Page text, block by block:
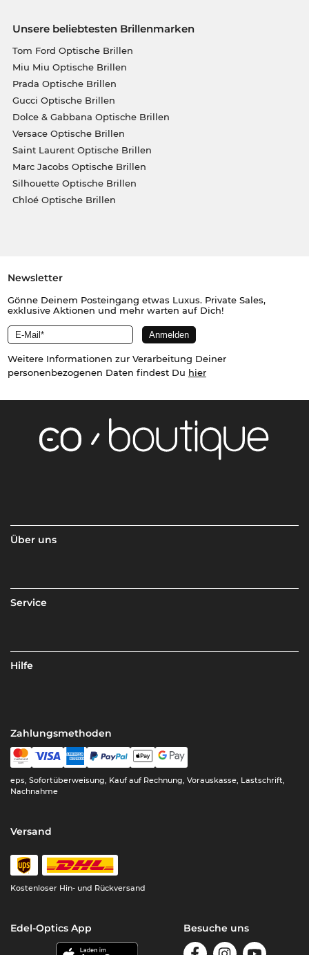
Unsere beliebtesten Brillenmarken
Tom Ford Optische Brillen
Miu Miu Optische Brillen
Prada Optische Brillen
Gucci Optische Brillen
Dolce & Gabbana Optische Brillen
Versace Optische Brillen
Saint Laurent Optische Brillen
Marc Jacobs Optische Brillen
Silhouette Optische Brillen
Chloé Optische Brillen
Newsletter
Gönne Deinem Posteingang etwas Luxus. Private Sales,
exklusive Aktionen und mehr warten auf Dich!
Weitere Informationen zur Verarbeitung Deiner
personenbezogenen Daten findest Du hier
Über uns
Service
Hilfe
Zahlungsmethoden
eps, Sofortüberweisung, Kauf auf Rechnung, Vorauskasse, Lastschrift,
Nachnahme
Versand
Kostenloser Hin- und Rückversand
Edel-Optics App Besuche uns